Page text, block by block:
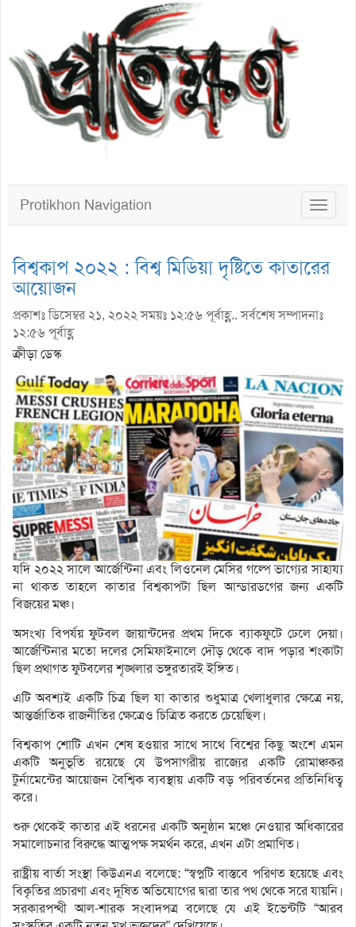
Toggle
Protikhon Navigation
বিশ্বকাপ ২০২২ : বিশ্ব মিডিয়া দৃষ্টিতে কাতারের
আয়োজন
প্রকাশঃ ডিসেম্বর ২১, ২০২২ সময়ঃ ১২:৫৬ পূর্বাহ্ণ.. সর্বশেষ সম্পাদনাঃ
১২:৫৬ পূর্বাহ্ণ
ক্রীড়া ডেস্ক
যদি ২০২২ সালে আর্জেন্টিনা এবং লিওনেল মেসির গল্পে ভাগ্যের সাহায্য
না থাকত তাহলে কাতার বিশ্বকাপটা ছিল আন্ডারডগের জন্য একটি
বিজয়ের মঞ্চ।
অসংখ্য বিপর্যয় ফুটবল জায়ান্টদের প্রথম দিকে ব্যাকফুটে ঢেলে দেয়া।
আর্জেন্টিনার মতো দলের সেমিফাইনালে দৌড় থেকে বাদ পড়ার শংকাটা
ছিল প্রথাগত ফুটবলের শৃঙ্খলার ভঙ্গুরতারই ইঙ্গিত।
এটি অবশ্যই একটি চিত্র ছিল যা কাতার শুধুমাত্র খেলাধুলার ক্ষেত্রে নয়,
আন্তর্জাতিক রাজনীতির ক্ষেত্রেও চিত্রিত করতে চেয়েছিল।
বিশ্বকাপ শোটি এখন শেষ হওয়ার সাথে সাথে বিশ্বের কিছু অংশে এমন
একটি অনুভূতি রয়েছে যে উপসাগরীয় রাজ্যের একটি রোমাঞ্চকর
টুর্নামেন্টের আয়োজন বৈশ্বিক ব্যবস্থায় একটি বড় পরিবর্তনের প্রতিনিধিত্ব
করে।
শুরু থেকেই কাতার এই ধরনের একটি অনুষ্ঠান মঞ্চে নেওয়ার অধিকারের
সমালোচনার বিরুদ্ধে আত্মপক্ষ সমর্থন করে, এখন এটা প্রমাণিত।
রাষ্ট্রীয় বার্তা সংস্থা কিউএনএ বলেছে: “স্বপ্নটি বাস্তবে পরিণত হয়েছে এবং
বিকৃতির প্রচারণা এবং দূষিত অভিযোগের দ্বারা তার পথ থেকে সরে যায়নি।
সরকারপন্থী আল-শারক সংবাদপত্র বলেছে যে এই ইভেন্টটি “আরব